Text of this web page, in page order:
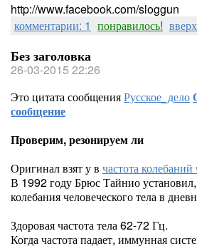
http://www.facebook.com/sloggun
комментарии: 1 понравилось!
Без заголовка
26-03-2015 22:26
Это цитата сообщенияРусское_дело
сообщение
Проверим, резонируем ли
Оригинал взят ув частота колебаний
В 1992 году Брюс Тайнио установил,
колебания человеческого тела в
Здоровая частота тела 62-72 Гц.
Когда частота падает, иммунная